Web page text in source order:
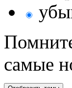
самые